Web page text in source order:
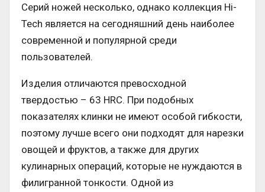
Серий ножей несколько, однако коллекция Hi-
Tech является на сегодняшний день наиболее
современной и популярной среди
пользователей.
Изделия отличаются превосходной
твердостью – 63 HRC. При подобных
показателях клинки не имеют особой гибкости,
поэтому лучше всего они подходят для нарезки
овощей и фруктов, а также для других
кулинарных операций, которые не нуждаются в
филигранной тонкости. Одной из